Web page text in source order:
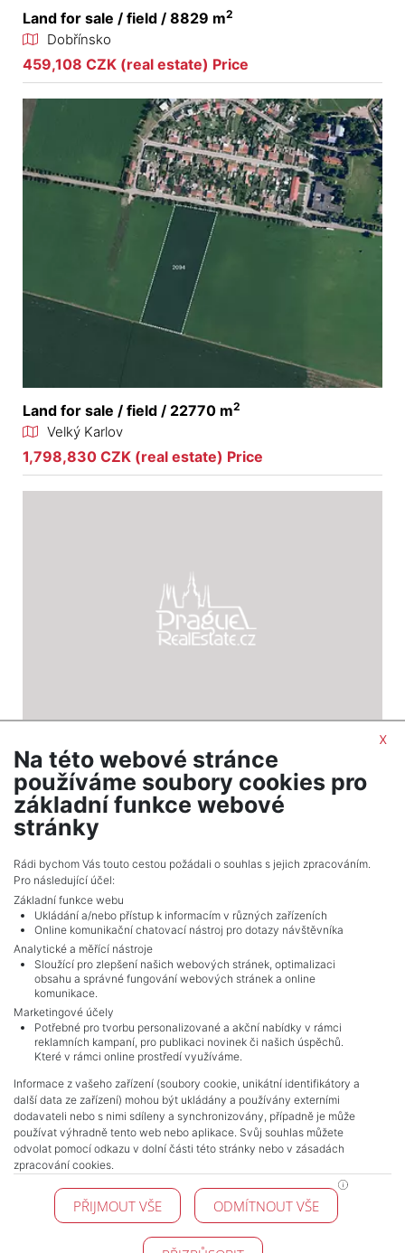
Land for sale / field / 8829 m2
Dobřínsko
459,108 CZK (real estate) Price
Land for sale / field / 22770 m2
Velký Karlov
1,798,830 CZK (real estate) Price
Land for sale / field / 6328 m2
Kuchařovice
474,600 CZK (real estate) Price
Adverts total10.
NAVIGACE
Terms and conditions
Protection of personal data
Real estate's
Contact
Cookie processing
KONTAKT
Pražské reality
140 00 Praha 4
x
Na této webové stránce
používáme soubory cookies pro
základní funkce webové
stránky
Rádi bychom Vás touto cestou požádali o souhlas s jejich zpracováním.
Pro následující účel:
Základní funkce webu
Ukládání a/nebo přístup k informacím v různých zařízeních
Online komunikační chatovací nástroj pro dotazy návštěvníka
Analytické a měřící nástroje
Sloužící pro zlepšení našich webových stránek, optimalizaci
obsahu a správné fungování webových stránek a online
komunikace.
Marketingové účely
Potřebné pro tvorbu personalizované a akční nabídky v rámci
reklamních kampaní, pro publikaci novinek či našich úspěchů.
Které v rámci online prostředí využíváme.
Informace z vašeho zařízení (soubory cookie, unikátní identifikátory a
další data ze zařízení) mohou být ukládány a používány externími
dodavateli nebo s nimi sdíleny a synchronizovány, případně je může
používat výhradně tento web nebo aplikace. Svůj souhlas můžete
odvolat pomocí odkazu v dolní části této stránky nebo v zásadách
zpracování cookies.
PŘIJMOUT VŠE ODMÍTNOUT VŠE